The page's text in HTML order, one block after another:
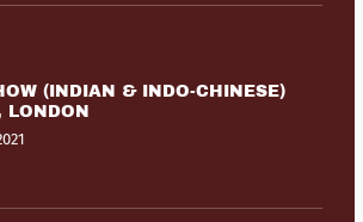
(INDIAN & INDO-CHINESE)
LONDON